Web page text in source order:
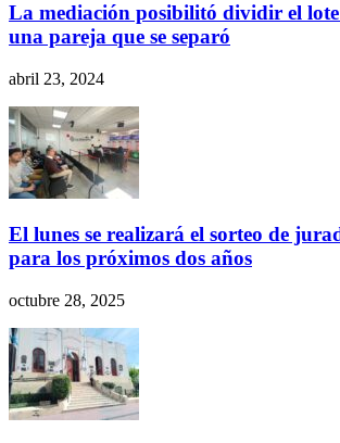
La mediación posibilitó dividir el
una pareja que se separó
abril 23, 2024
El lunes se realizará el sorteo de
para los próximos dos años
octubre 28, 2025